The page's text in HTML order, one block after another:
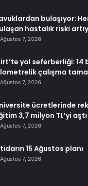
bulaşıyor:
hastalık riski
Ağustos 7, 2026
yol seferberliği: 14
çalışma
Ağustos 7, 2026
ücretlerinde
3,7 milyon TL’yi aştı
Ağustos 7, 2026
15 Ağustos planı
Ağustos 7, 2026